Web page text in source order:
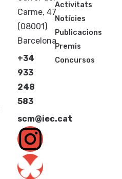
Carme, 47
(08001)
Barcelona
+34
933
248
583
scm@iec.cat
Activitats
Notícies
Publicacions
Premis
Concursos